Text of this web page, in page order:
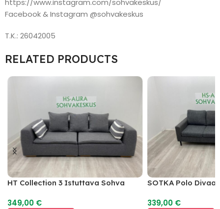
https://www.instagram.com/sohvakeskus/
Facebook & Instagram @sohvakeskus
T.K.: 26042005
RELATED PRODUCTS
HT Collection 3 Istuttava Sohva
349,00 €
SOTKA Polo
339,00 €